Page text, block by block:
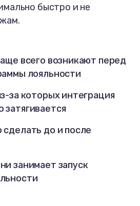
быстро и не
всего возникают перед
лояльности
за которых интеграция
затягивается
до и после
занимает запуск